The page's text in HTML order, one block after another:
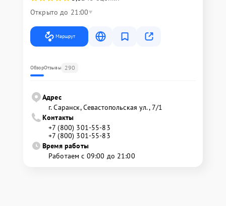
Открыто до 21:00
Маршрут
ОбзорОтзывы 290
Адрес
г. Саранск, Севастопольская ул., 7/1
Контакты
+7 (800) 301-55-83
+7 (800) 301-55-83
Время работы
Работаем с 09:00 до 21:00